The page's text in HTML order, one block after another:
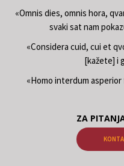
«Omnis dies, omnis hora,
svaki sat nam
«Considera cuid, cui et
[kažete] i
«Homo interdum
ZA